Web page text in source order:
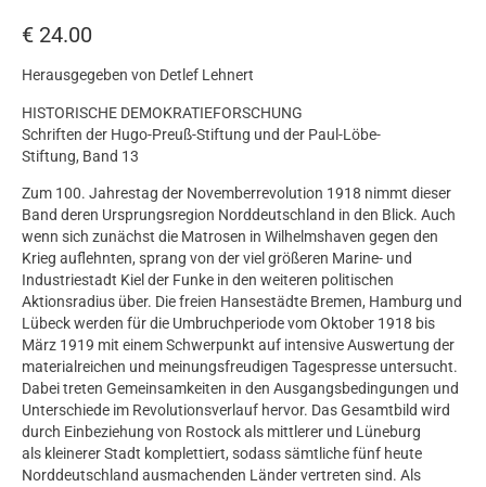
€ 24.00
Herausgegeben von Detlef Lehnert
HISTORISCHE DEMOKRATIEFORSCHUNG
Schriften der Hugo-Preuß-Stiftung und der Paul-Löbe-
Stiftung, Band 13
Zum 100. Jahrestag der Novemberrevolution 1918 nimmt dieser
Band deren Ursprungsregion Norddeutschland in den Blick. Auch
wenn sich zunächst die Matrosen in Wilhelmshaven gegen den
Krieg auflehnten, sprang von der viel größeren Marine- und
Industriestadt Kiel der Funke in den weiteren politischen
Aktionsradius über. Die freien Hansestädte Bremen, Hamburg und
Lübeck werden für die Umbruchperiode vom Oktober 1918 bis
März 1919 mit einem Schwerpunkt auf intensive Auswertung der
materialreichen und meinungsfreudigen Tagespresse untersucht.
Dabei treten Gemeinsamkeiten in den Ausgangsbedingungen und
Unterschiede im Revolutionsverlauf hervor. Das Gesamtbild wird
durch Einbeziehung von Rostock als mittlerer und Lüneburg
als kleinerer Stadt komplettiert, sodass sämtliche fünf heute
Norddeutschland ausmachenden Länder vertreten sind. Als